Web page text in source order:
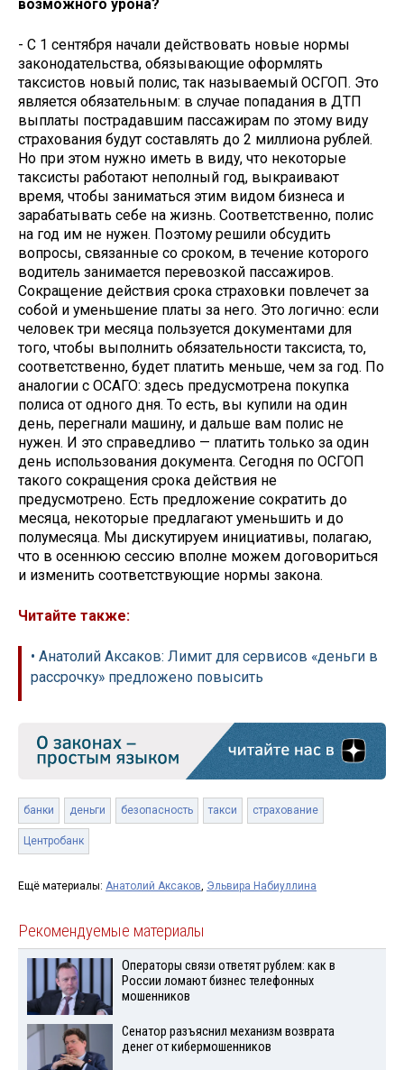
возможного урона?
- С 1 сентября начали действовать новые нормы
законодательства, обязывающие оформлять
таксистов новый полис, так называемый ОСГОП. Это
является обязательным: в случае попадания в ДТП
выплаты пострадавшим пассажирам по этому виду
страхования будут составлять до 2 миллиона рублей.
Но при этом нужно иметь в виду, что некоторые
таксисты работают неполный год, выкраивают
время, чтобы заниматься этим видом бизнеса и
зарабатывать себе на жизнь. Соответственно, полис
на год им не нужен. Поэтому решили обсудить
вопросы, связанные со сроком, в течение которого
водитель занимается перевозкой пассажиров.
Сокращение действия срока страховки повлечет за
собой и уменьшение платы за него. Это логично: если
человек три месяца пользуется документами для
того, чтобы выполнить обязательности таксиста, то,
соответственно, будет платить меньше, чем за год. По
аналогии с ОСАГО: здесь предусмотрена покупка
полиса от одного дня. То есть, вы купили на один
день, перегнали машину, и дальше вам полис не
нужен. И это справедливо — платить только за один
день использования документа. Сегодня по ОСГОП
такого сокращения срока действия не
предусмотрено. Есть предложение сократить до
месяца, некоторые предлагают уменьшить и до
полумесяца. Мы дискутируем инициативы, полагаю,
что в осеннюю сессию вполне можем договориться
и изменить соответствующие нормы закона.
Читайте также:
• Анатолий Аксаков: Лимит для сервисов «деньги в
рассрочку» предложено повысить
банки деньги безопасность такси страхование
Центробанк
Ещё материалы: Анатолий Аксаков Эльвира Набиуллина
Рекомендуемые материалы
Операторы связи ответят рублем: как в
России ломают бизнес телефонных
мошенников
Сенатор разъяснил механизм возврата
денег от кибермошенников